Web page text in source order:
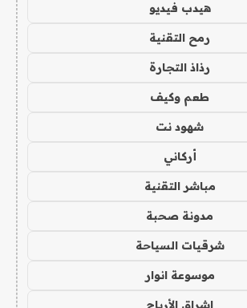
هيدب فيديو
رمح التقنية
رذاذ التجارة
طعم وكيف
شهود نت
أركاني
مباشر التقنية
مدونة صحبة
شرقيات السياحة
موسوعة انوار
اشراق الأرباح